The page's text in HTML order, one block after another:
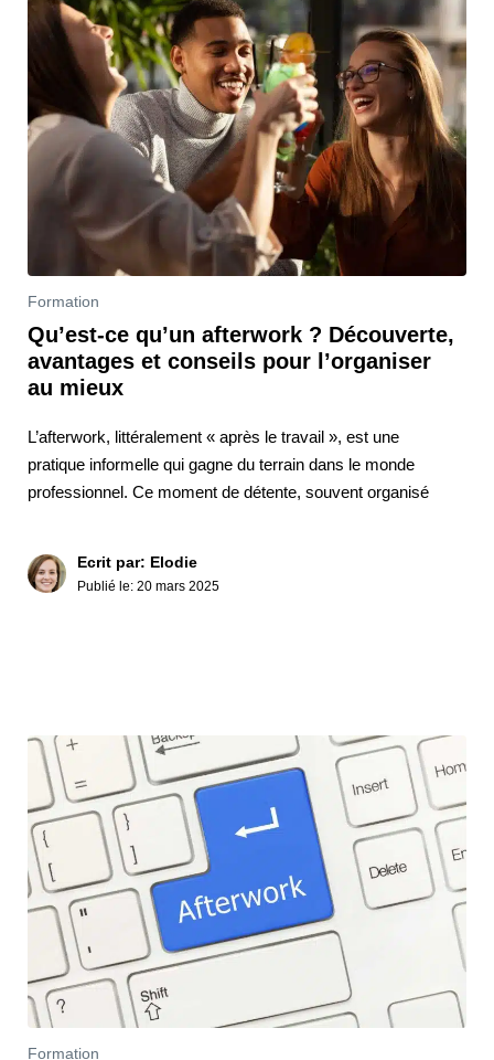
Formation
Qu’est-ce qu’un afterwork ? Découverte,
avantages et conseils pour l’organiser
au mieux
L’afterwork, littéralement « après le travail », est une
pratique informelle qui gagne du terrain dans le monde
professionnel. Ce moment de détente, souvent organisé
Ecrit par: Elodie
Publié le: 20 mars 2025
Formation